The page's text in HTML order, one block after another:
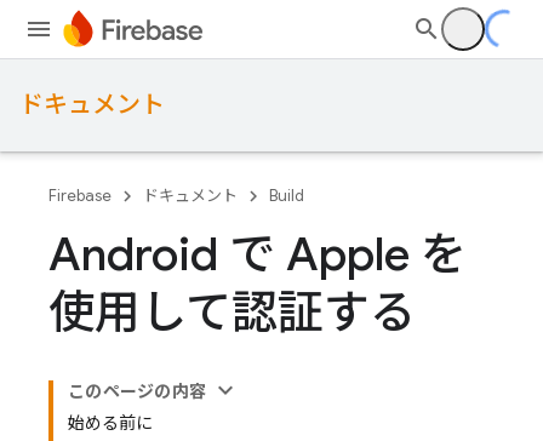
ドキュメント
Firebase ドキュメント Build
Android で Apple を
使用して認証する
このページの内容
始める前に